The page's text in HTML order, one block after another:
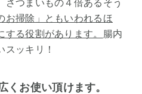
さつまいもの４倍あるそう
お掃除」ともいわれるほ
る役割があります。
腸内
スッキリ！
くお使い頂けます。